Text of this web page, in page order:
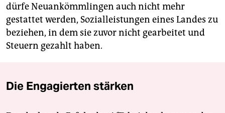
dürfe Neuankömmlingen auch nicht mehr
gestattet werden, Sozialleistungen eines Landes zu
beziehen, in dem sie zuvor nicht gearbeitet und
Steuern gezahlt haben.
Die Engagierten stärken